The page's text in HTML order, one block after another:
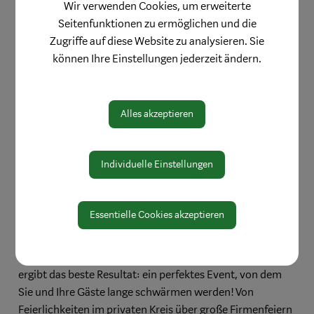
Ihre Sozialen Netzwerke. Gute und geplante Inhalte sind
gefragt, die bei Kunden und Suchmaschinen
gleichermaßen punkten!
Eventmanagement
Vorstellungen. Mit uns als Gesamtabwickler haben Sie
den perfekten Partner für die Planung und Durchführung
ergibt das beste Resultat: ein perfektes Event, von dem
Sie und Ihre Gäste lange schwärmen werden! Von
Feierlichkeiten im privaten Kreis über große Firmenfeiern
Wir verwenden Cookies, um erweiterte
Seitenfunktionen zu ermöglichen und die
Zugriffe auf diese Website zu analysieren. Sie
können Ihre Einstellungen jederzeit ändern.
Alles akzeptieren
Individuelle Einstellungen
Essentielle Cookies akzeptieren